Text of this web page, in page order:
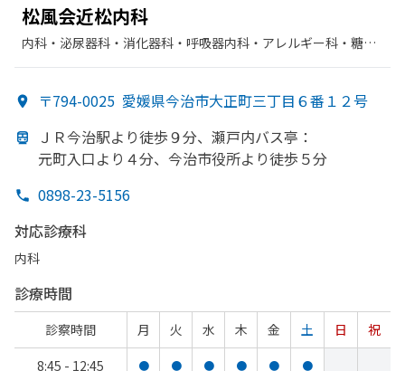
松風会近松内科
内科・​泌尿器科・​消化器科・​呼吸器内科・​アレルギー科・​糖尿
科・​腎臓内科・外科
〒794-0025 愛媛県今治市大正町三丁目６番１２号
ＪＲ今治駅より徒歩９分、 瀬戸内バス亭：
元町入口より ４分、 今治市役所より徒歩５分
0898-23-5156
対応診療科
内科
診療時間
診察時間 月 火 水 木 金 土 日
祝
8:45 - 12:45
● ● ● ● ● ●